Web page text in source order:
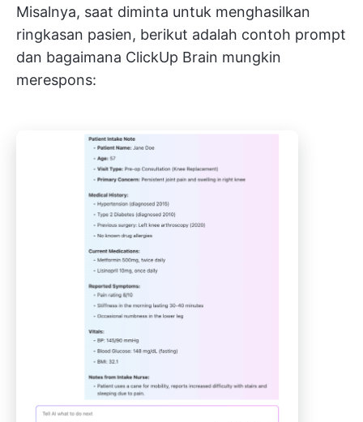
Misalnya, saat diminta untuk menghasilkan
ringkasan pasien, berikut adalah contoh prompt
dan bagaimana ClickUp Brain mungkin
merespons: